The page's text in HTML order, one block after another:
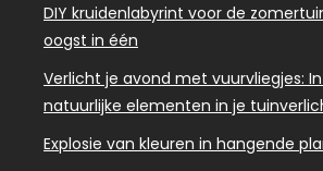
DIY kruidenlabyrint voor de
oogst in één
Verlicht je avond met vuurvliegjes:
natuurlijke elementen in je
Explosie van kleuren in hangende